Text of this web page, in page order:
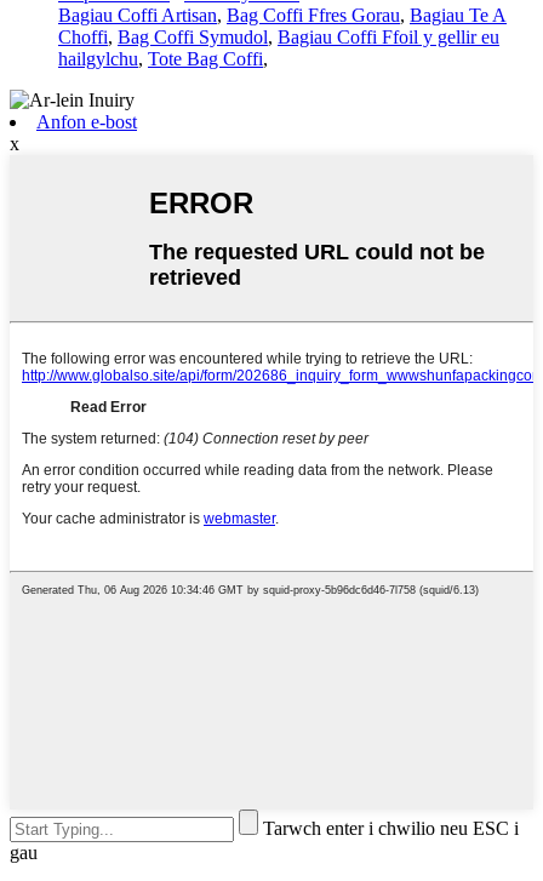
Bagiau Coffi Artisan, Bag Coffi Ffres Gorau, Bagiau Te A
Choffi, Bag Coffi Symudol, Bagiau Coffi Ffoil y gellir eu
hailgylchu, Tote Bag Coffi,
Anfon e-bost
x
Tarwch enter i chwilio neu ESC i
gau